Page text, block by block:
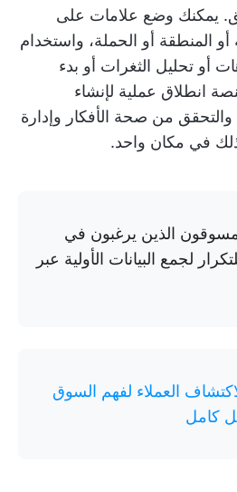
يمكنك وضع علامات على
المنطقة أو الحملة، واستخدام
أو تحليل الثغرات أو بدء
انطلاق عملية لإنشاء
من صحة الأفكار وإدارة
في مكان واحد.
الذين يرغبون في
لجمع البيانات الأولية عبر
العملاء لفهم السوق
كامل